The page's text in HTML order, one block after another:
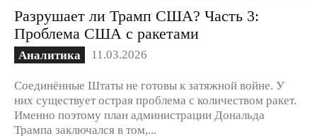
Разрушает ли Трамп США? Часть 3:
Проблема США с ракетами
Аналитика 11.03.2026
Соединённые Штаты не готовы к затяжной войне. У
них существует острая проблема с количеством ракет.
Именно поэтому план администрации Дональда
Трампа заключался в том,...